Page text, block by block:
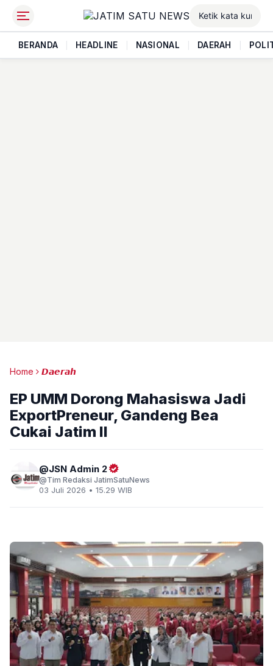
BERANDA HEADLINE NASIONAL DAERAH
Home 𝘿𝙖𝙚𝙧𝙖𝙝
EP UMM Dorong Mahasiswa Jadi
ExportPreneur, Gandeng Bea
Cukai Jatim II
JSN Admin 2
Tim Redaksi JatimSatuNews
03 Juli 2026 • 15.29 WIB